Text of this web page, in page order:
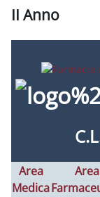
II Anno
Area
Medica
Area